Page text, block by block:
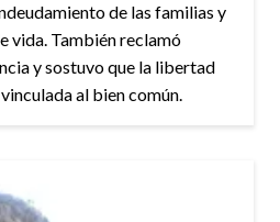
de las familias y
vida. También reclamó
y sostuvo que la libertad
al bien común.